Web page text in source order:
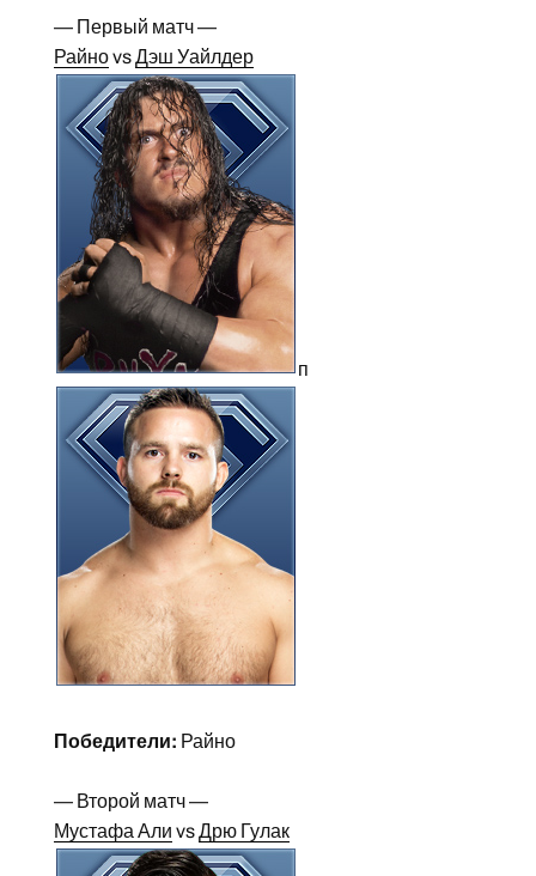
— Первый матч —
РайноvsДэш Уайлдер
п
Победители: Райно
— Второй матч —
Мустафа Али vsДрю Гулак